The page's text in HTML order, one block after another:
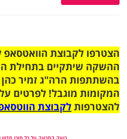
ההשקה שיתקיים בתחילת
בהשתתפות הרה"ג זמיר
המקומות מוגבל! לפרטים
להצטרפותלקבוצת